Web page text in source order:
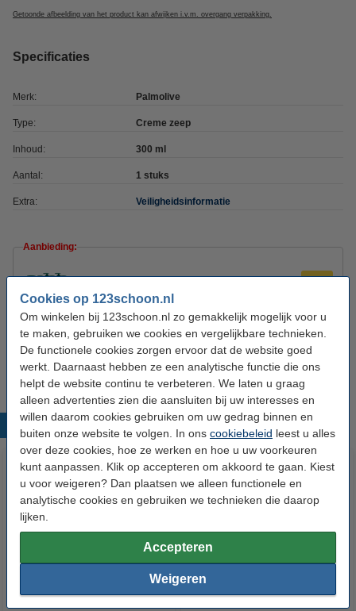
Cookies op 123schoon.nl
Om winkelen bij 123schoon.nl zo gemakkelijk mogelijk voor u
te maken, gebruiken we cookies en vergelijkbare technieken.
De functionele cookies zorgen ervoor dat de website goed
werkt. Daarnaast hebben ze een analytische functie die ons
helpt de website continu te verbeteren. We laten u graag
alleen advertenties zien die aansluiten bij uw interesses en
willen daarom cookies gebruiken om uw gedrag binnen en
buiten onze website te volgen. In ons cookiebeleid leest u alles
over deze cookies, hoe ze werken en hoe u uw voorkeuren
kunt aanpassen. Klik op accepteren om akkoord te gaan. Kiest
u voor weigeren? Dan plaatsen we alleen functionele en
analytische cookies en gebruiken we technieken die daarop
lijken.
Accepteren
Weigeren
Getoonde afbeelding van het product kan afwijken i.v.m. overgang verpakking.
Specificaties
Merk: Palmolive
Type: Creme zeep
Inhoud: 300 ml
Aantal: 1 stuks
Extra: Veiligheidsinformatie
Aanbieding:
6 stuks van 300 ml
€ 10,99
Dit product is ook bekend als:
17079885 17953427
Populaire producten
Palmolive handzeep met pomp
Aquarium (300 ml)
Palmolive handzeep Hygiëne
Sensitive (300 ml)